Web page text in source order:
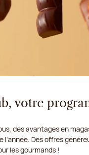
votre
des avantages en
l'année. Des offres
les gourmands !